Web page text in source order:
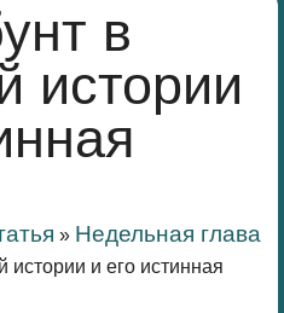
в
истории
» Недельная глава
и его истинная